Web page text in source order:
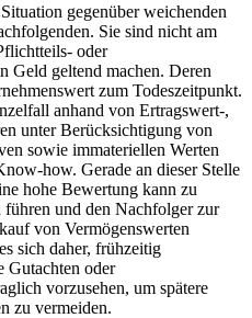
gegenüber weichenden
Sie sind nicht am
oder
Geld geltend machen. Deren
zum Todeszeitpunkt.
anhand von Ertragswert-,
unter Berücksichtigung von
sowie immateriellen Werten
how. Gerade an dieser Stelle
hohe Bewertung kann zu
und den Nachfolger zur
von Vermögenswerten
sich daher, frühzeitig
Gutachten oder
vorzusehen, um spätere
zu vermeiden.